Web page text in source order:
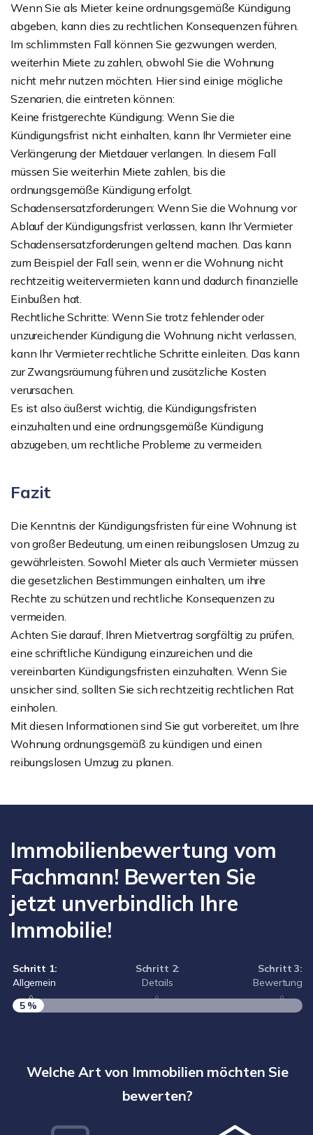
Wenn Sie als Mieter keine ordnungsgemäße Kündigung
abgeben, kann dies zu rechtlichen Konsequenzen führen.
Im schlimmsten Fall können Sie gezwungen werden,
weiterhin Miete zu zahlen, obwohl Sie die Wohnung
nicht mehr nutzen möchten. Hier sind einige mögliche
Szenarien, die eintreten können:
Keine fristgerechte Kündigung: Wenn Sie die
Kündigungsfrist nicht einhalten, kann Ihr Vermieter eine
Verlängerung der Mietdauer verlangen. In diesem Fall
müssen Sie weiterhin Miete zahlen, bis die
ordnungsgemäße Kündigung erfolgt.
Schadensersatzforderungen: Wenn Sie die Wohnung vor
Ablauf der Kündigungsfrist verlassen, kann Ihr Vermieter
Schadensersatzforderungen geltend machen. Das kann
zum Beispiel der Fall sein, wenn er die Wohnung nicht
rechtzeitig weitervermieten kann und dadurch finanzielle
Einbußen hat.
Rechtliche Schritte: Wenn Sie trotz fehlender oder
unzureichender Kündigung die Wohnung nicht verlassen,
kann Ihr Vermieter rechtliche Schritte einleiten. Das kann
zur Zwangsräumung führen und zusätzliche Kosten
verursachen.
Es ist also äußerst wichtig, die Kündigungsfristen
einzuhalten und eine ordnungsgemäße Kündigung
abzugeben, um rechtliche Probleme zu vermeiden.
Fazit
Die Kenntnis der Kündigungsfristen für eine Wohnung ist
von großer Bedeutung, um einen reibungslosen Umzug zu
gewährleisten. Sowohl Mieter als auch Vermieter müssen
die gesetzlichen Bestimmungen einhalten, um ihre
Rechte zu schützen und rechtliche Konsequenzen zu
vermeiden.
Achten Sie darauf, Ihren Mietvertrag sorgfältig zu prüfen,
eine schriftliche Kündigung einzureichen und die
vereinbarten Kündigungsfristen einzuhalten. Wenn Sie
unsicher sind, sollten Sie sich rechtzeitig rechtlichen Rat
einholen.
Mit diesen Informationen sind Sie gut vorbereitet, um Ihre
Wohnung ordnungsgemäß zu kündigen und einen
reibungslosen Umzug zu planen.
Immobilienbewertung vom
Fachmann! Bewerten Sie
jetzt unverbindlich Ihre
Immobilie!
Schritt 1:
Allgemein
Schritt 2:
Details
Schritt 3:
Bewertung
5 %
Welche Art von Immobilien möchten Sie
bewerten?